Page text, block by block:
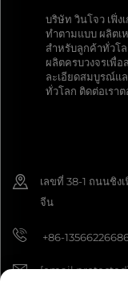
บริษัท วินโจว เฟิ่ง
ทำตามแบบ ผลิตเ
สำหรับลูกค้าทั่วโ
ผลิตครบวงจรเพื่
ละเอียดสมบูรณ์แ
ทั่วโลก ติดต่อเรา
เลขที่ 38-1 ถนนชิง
จีน
+86-
[email